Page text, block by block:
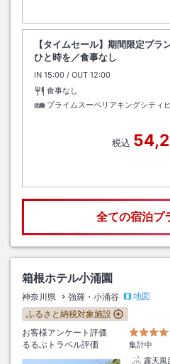
【タイムセール】期間限定プ
ひと時を／食事なし
IN チェックイン
15:00 / OUT チェックアウト
12:00
食事なし
プライムスーペリアキングシテ
税込
全ての宿泊プ
箱根ホテル小涌園
神奈川県 強羅・小涌谷
地図
ふるさと納税対象施設
お客様アンケート評価
るるぶトラベル評価
集計中
露天風